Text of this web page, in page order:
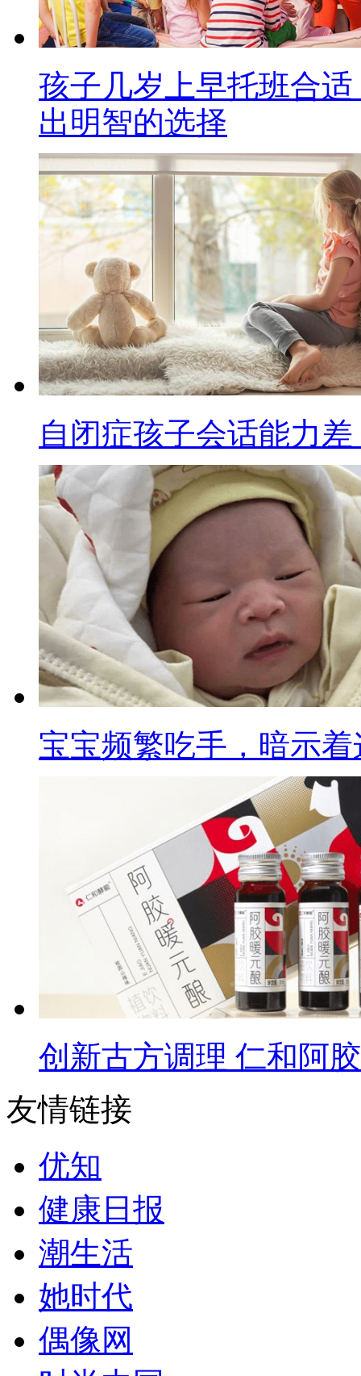
孩子几岁上早托班合
出明智的选择
自闭症孩子会话能力
宝宝频繁吃手，暗示
创新古方调理 仁和阿
友情链接
优知
健康日报
潮生活
她时代
偶像网